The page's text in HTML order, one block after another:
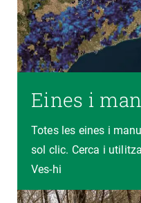
Eines i
Totes les eines i
sol clic. Cerca i
Ves-hi